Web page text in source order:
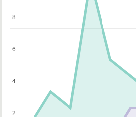
2
2
4
4
6
6
8
8